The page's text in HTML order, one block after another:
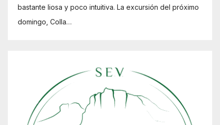
bastante liosa y poco intuitiva. La excursión del próximo
domingo, Colla…